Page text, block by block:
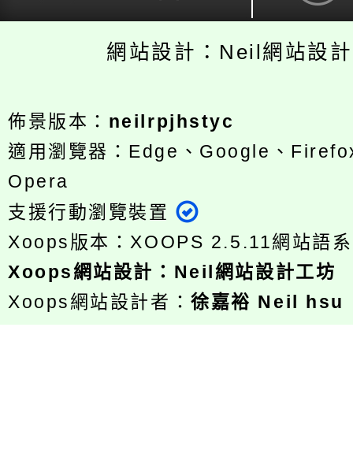
網站設計：Neil網站設
佈景版本： neilrpjhstyc
適用瀏覽器：Edge、Google、
Opera
支援行動瀏覽裝置
Xoops版本：XOOPS 2.5.11網站語
Xoops網站設計 ： Neil網站設計工坊
Xoops網站設計者：徐嘉裕 Neil hsu